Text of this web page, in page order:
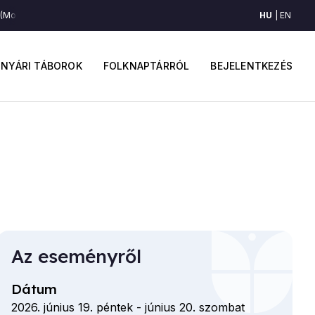
fiók
menüje
BEJELENTKEZÉS
NYÁRI TÁBOROK FOLKNAPTÁRRÓL
"Leverős a lábaival" (Moldva)
HU EN
Az eseményről
Dátum
2026. június 19. péntek - június 20. szombat